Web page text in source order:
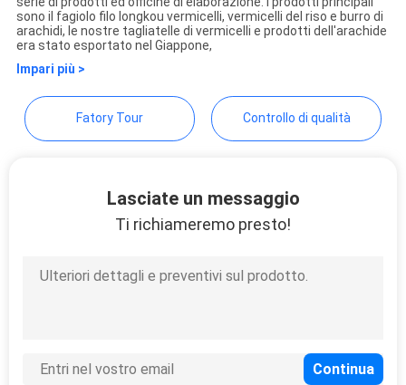
PRIVACY
POLICY
sono il fagiolo filo longkou vermicelli, vermicelli del riso e burro di
arachidi, le nostre tagliatelle di vermicelli e prodotti dell'arachide
era stato esportato nel Giappone,
Impari più >
Fatory Tour Controllo di qualità
Lasciate un messaggio
Ti richiameremo presto!